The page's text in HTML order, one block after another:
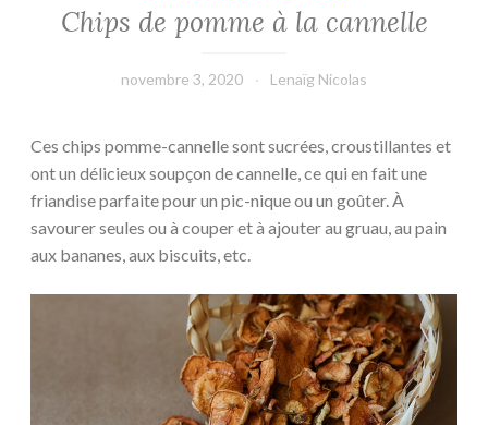
Chips de pomme à la cannelle
novembre 3, 2020 Lenaïg Nicolas
Ces chips pomme-cannelle sont sucrées, croustillantes et
ont un délicieux soupçon de cannelle, ce qui en fait une
friandise parfaite pour un pic-nique ou un goûter. À
savourer seules ou à couper et à ajouter au gruau, au pain
aux bananes, aux biscuits, etc.